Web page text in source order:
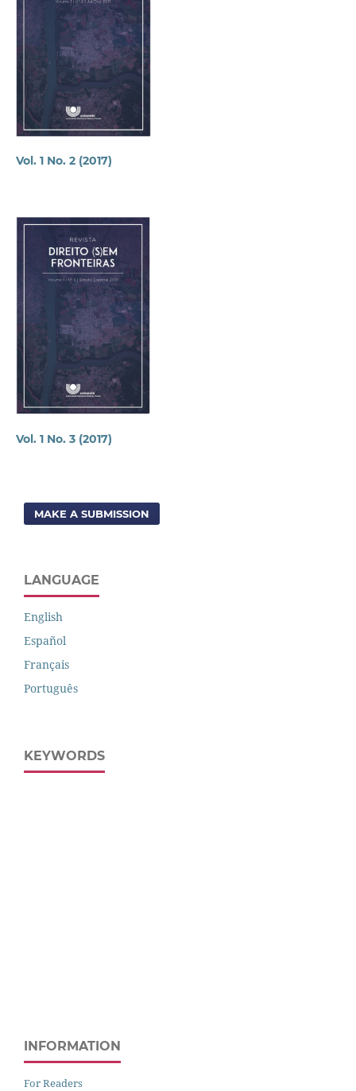
Vol. 1 No. 2 (2017)
Vol. 1 No. 3 (2017)
MAKE A SUBMISSION
LANGUAGE
English
Español
Français
Português
KEYWORDS
INFORMATION
For Readers